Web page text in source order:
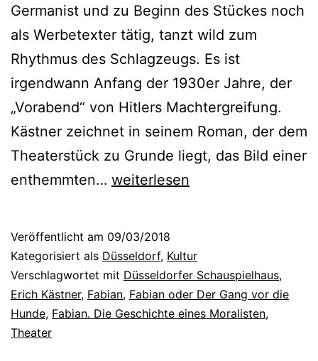
Germanist und zu Beginn des Stückes noch
als Werbetexter tätig, tanzt wild zum
Rhythmus des Schlagzeugs. Es ist
irgendwann Anfang der 1930er Jahre, der
„Vorabend“ von Hitlers Machtergreifung.
Kästner zeichnet in seinem Roman, der dem
Theaterstück zu Grunde liegt, das Bild einer
enthemmten… F
i
a
n
o
weiterlesen
Veröffentlicht am 09/03/2018
Kategorisiert als Düsseldorf, Kultur
Verschlagwortet mit Düsseldorfer Schauspielhaus,
Erich Kästner, Fabian, Fabian oder Der Gang vor die
Hunde, Fabian. Die Geschichte eines Moralisten,
Theater